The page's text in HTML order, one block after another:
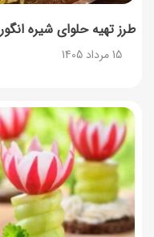
طرز تهیه حلوای شیره
15 مرداد 1405
14 مرداد 1405
طرز تهیه
13 مرداد 1405
طرز تهیه
13 مرداد 1405